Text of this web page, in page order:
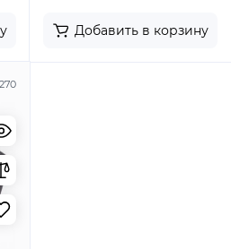
Добавить в корзину